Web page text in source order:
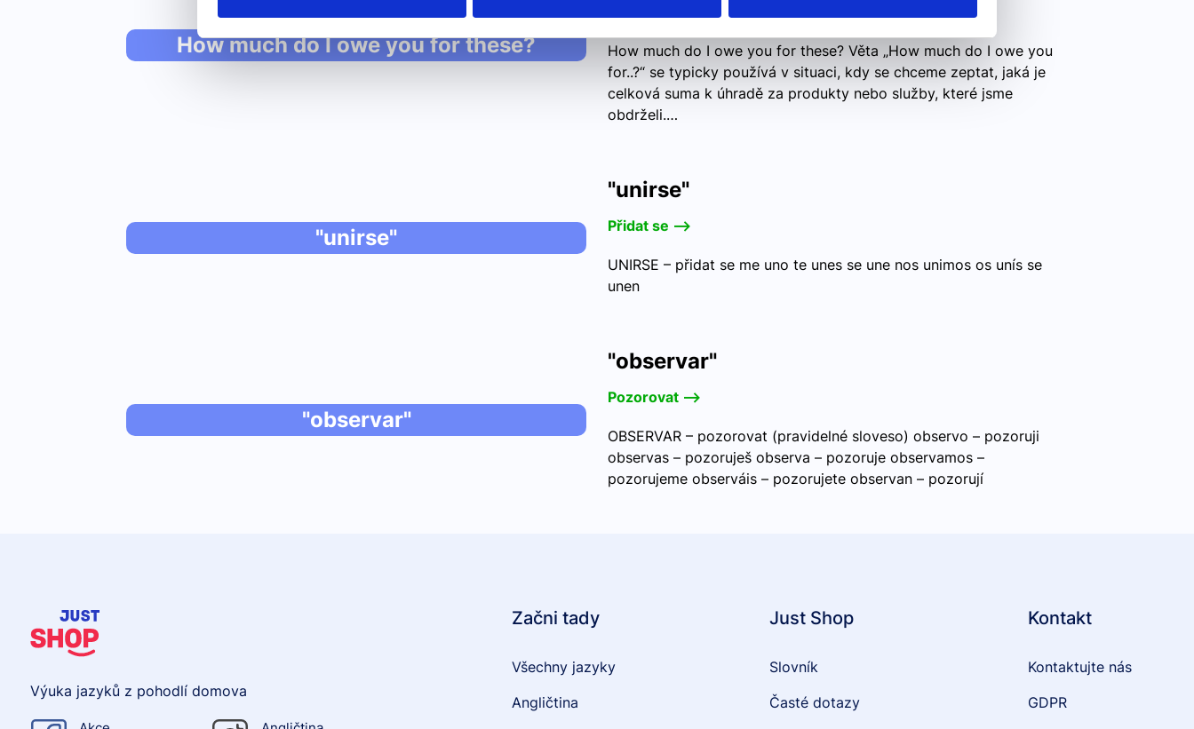
How much do I owe you for these?
Kolik vám za ně dlužím?
How much do I owe you for these? Věta „How much do I owe you
for..?“ se typicky používá v situaci, kdy se chceme zeptat, jaká je
celková suma k úhradě za produkty nebo služby, které jsme
obdrželi.…
"unirse"
"unirse"
Přidat se -->
UNIRSE – přidat se me uno te unes se une nos unimos os unís se
unen
"observar"
"observar"
Pozorovat -->
OBSERVAR – pozorovat (pravidelné sloveso) observo – pozoruji
observas – pozoruješ observa – pozoruje observamos –
pozorujeme observáis – pozorujete observan – pozorují
Výuka jazyků z pohodlí domova
Začni tady
Všechny jazyky
Angličtina
Just Shop
Slovník
Časté dotazy
Kontakt
Kontaktujte nás
GDPR